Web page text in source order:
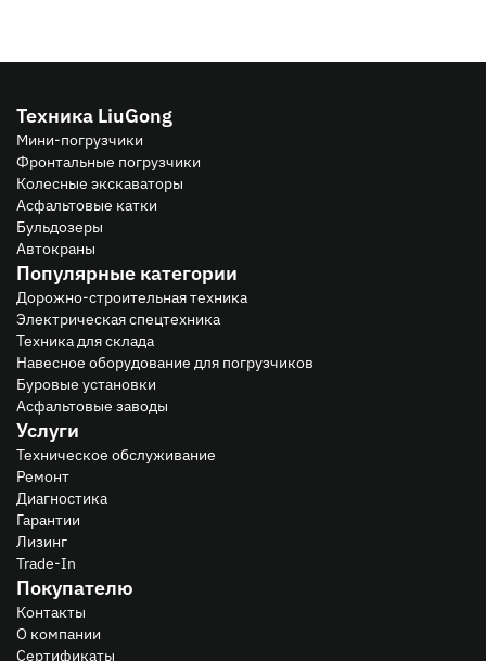
Техника LiuGong
Мини-погрузчики
Фронтальные погрузчики
Колесные экскаваторы
Асфальтовые катки
Бульдозеры
Автокраны
Популярные категории
Дорожно-строительная техника
Электрическая спецтехника
Техника для склада
Навесное оборудование для погрузчиков
Буровые установки
Асфальтовые заводы
Услуги
Техническое обслуживание
Ремонт
Диагностика
Гарантии
Лизинг
Trade-In
Покупателю
Контакты
О компании
Сертификаты